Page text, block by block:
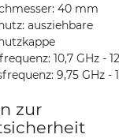
40 mm
ausziehbare
10,7 GHz -
9,75 GHz -
zur